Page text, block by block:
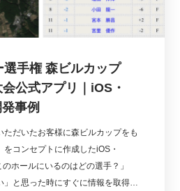
選手権 森ビルカップ
公式アプリ｜iOS・
事例
ただいたお客様に森ビルカップをも
コンセプトに作成したiOS・
ホールにいるのはどの選手？」
」と思った時にすぐに情報を取得す